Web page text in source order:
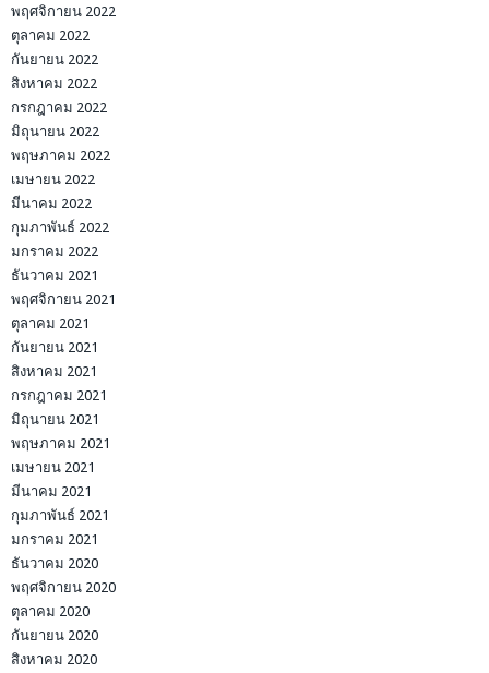
พฤศจิกายน 2022
ตุลาคม 2022
กันยายน 2022
สิงหาคม 2022
กรกฎาคม 2022
มิถุนายน 2022
พฤษภาคม 2022
เมษายน 2022
มีนาคม 2022
กุมภาพันธ์ 2022
มกราคม 2022
ธันวาคม 2021
พฤศจิกายน 2021
ตุลาคม 2021
กันยายน 2021
สิงหาคม 2021
กรกฎาคม 2021
มิถุนายน 2021
พฤษภาคม 2021
เมษายน 2021
มีนาคม 2021
กุมภาพันธ์ 2021
มกราคม 2021
ธันวาคม 2020
พฤศจิกายน 2020
ตุลาคม 2020
กันยายน 2020
สิงหาคม 2020